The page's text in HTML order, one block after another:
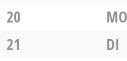
20
MO
21
DI